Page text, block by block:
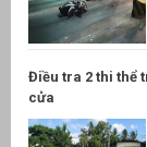
Điều tra 2 thi thể
cửa